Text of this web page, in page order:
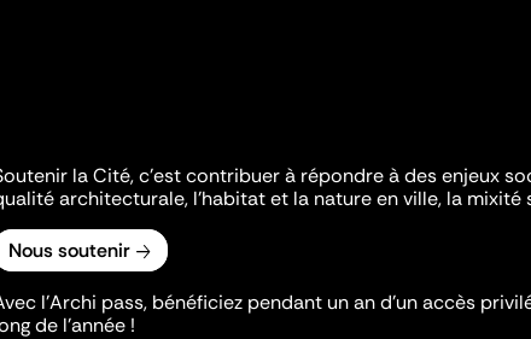
la Cité, c'est contribuer à répondre à des enjeux
architecturale, l'habitat et la nature en ville, la mixité
Nous soutenir
l’Archi pass, bénéficiez pendant un an d’un accès
de l’année !